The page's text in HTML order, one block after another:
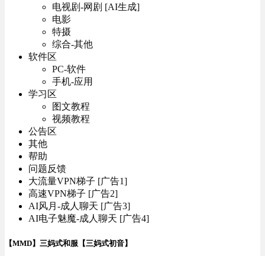
电视剧-网剧 [AI生成]
电影
特摄
综合-其他
软件区
PC-软件
手机-应用
学习区
图文教程
视频教程
公告区
其他
帮助
问题反馈
大流量VPN梯子 [广告1]
高速VPN梯子 [广告2]
AI风月-成人聊天 [广告3]
AI电子魅魔-成人聊天 [广告4]
【MMD】三妈式和服【三妈式初音】